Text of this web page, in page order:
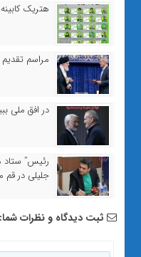
هتریک
مراسم
در افق ملی
رئیس” ستاد
جلیلی در
ثبت دیدگاه و نظرات شما: